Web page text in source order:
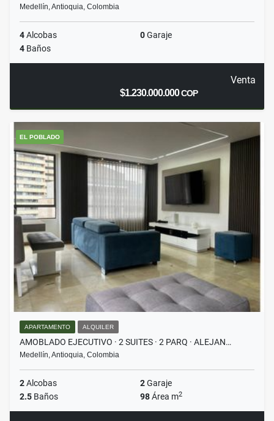
Medellín, Antioquia, Colombia
4Alcobas 0Garaje
4 Baños
Venta
$1.230.000.000COP
EL POBLADO
APARTAMENTO ALQUILER
AMOBLADO EJECUTIVO · 2 SUITES · 2 PARQ · ALEJAN…
Medellín, Antioquia, Colombia
2Alcobas 2Garaje
2.5 Baños 98Área m2